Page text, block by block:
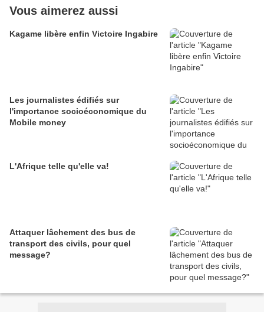
Vous aimerez aussi
Kagame libère enfin Victoire Ingabire
Les journalistes édifiés sur
l'importance socioéconomique du
Mobile money
L'Afrique telle qu'elle va!
Attaquer lâchement des bus de
transport des civils, pour quel
message?